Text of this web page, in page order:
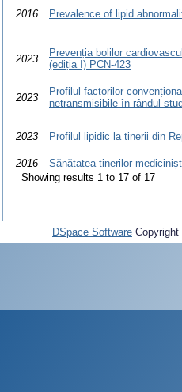
2016 Prevalence of lipid
2023
Prevenția bolilor
(ediția I) PCN-423
2023
Profilul factorilor
netransmisibile în rândul
2023 Profilul lipidic la tinerii din
2016
Sănătatea tinerilor
Showing results 1 to 17 of 17
DSpace Software